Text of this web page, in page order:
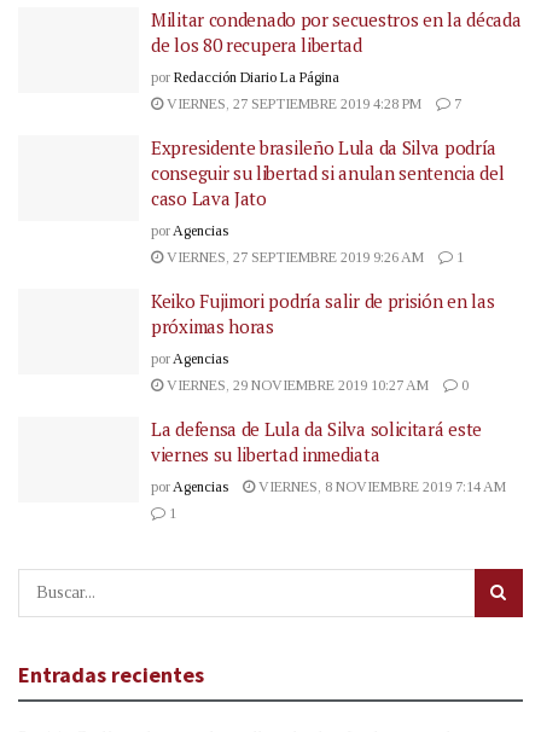
Militar condenado por secuestros en la década
de los 80 recupera libertad
por Redacción Diario La Página
VIERNES, 27 SEPTIEMBRE 2019 4:28 PM
7
Expresidente brasileño Lula da Silva podría
conseguir su libertad si anulan sentencia del
caso Lava Jato
por Agencias
VIERNES, 27 SEPTIEMBRE 2019 9:26 AM
1
Keiko Fujimori podría salir de prisión en las
próximas horas
por Agencias
VIERNES, 29 NOVIEMBRE 2019 10:27 AM
0
La defensa de Lula da Silva solicitará este
viernes su libertad inmediata
por Agencias
VIERNES, 8 NOVIEMBRE 2019 7:14 AM
1
Entradas recientes